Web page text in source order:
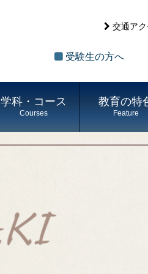
交通アク
受験生の方へ
学科・コース
Courses
教育の特
Feature